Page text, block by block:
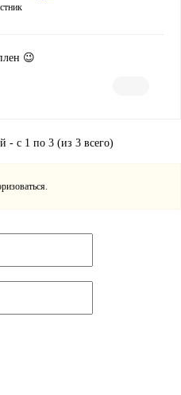
😉
- с 1 по 3 (из 3 всего)